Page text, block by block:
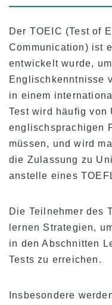
Der TOEIC (Test of
Communication) ist
entwickelt wurde,
Englischkenntnisse
in einem
Test wird häufig von
englischsprachigen
müssen, und wird
die Zulassung zu
anstelle eines
Die Teilnehmer des
lernen Strategien,
in den Abschnitten
Tests zu erreichen.
Insbesondere